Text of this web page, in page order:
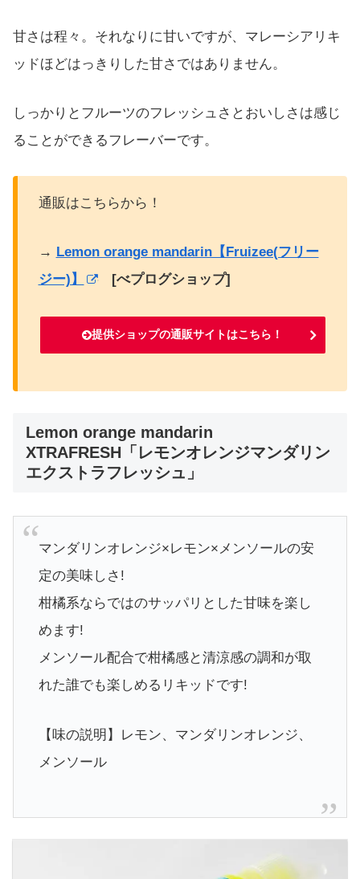
甘さは程々。それなりに甘いですが、マレーシアリキ
ッドほどはっきりした甘さではありません。
しっかりとフルーツのフレッシュさとおいしさは感じ
ることができるフレーバーです。
通販はこちらから！
→ Lemon orange mandarin【Fruizee(フリー
ジー)】
[べプログショップ]
提供ショップの通販サイトはこちら！
Lemon orange mandarin
XTRAFRESH「レモンオレンジマンダリン
エクストラフレッシュ」
マンダリンオレンジ×レモン×メンソールの安
定の美味しさ!
柑橘系ならではのサッパリとした甘味を楽し
めます!
メンソール配合で柑橘感と清涼感の調和が取
れた誰でも楽しめるリキッドです!
【味の説明】レモン、マンダリンオレンジ、
メンソール